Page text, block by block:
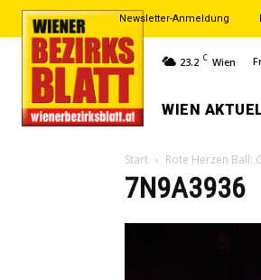
Newsletter-Anmeldung
23.2 C Wien
WIEN
Start Rote Herzen Ball:
7N9A3936